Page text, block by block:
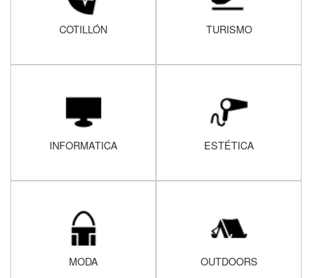
COTILLÓN TURISMO
INFORMATICA ESTÉTICA
MODA OUTDOORS